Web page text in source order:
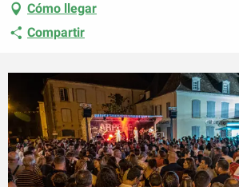
Cómo llegar
Compartir